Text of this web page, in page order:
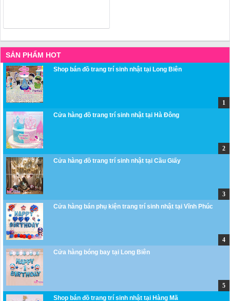
SẢN PHẨM HOT
Shop bán đồ trang trí sinh nhật tại Long Biên
Cửa hàng đồ trang trí sinh nhật tại Hà Đông
Cửa hàng đồ trang trí sinh nhật tại Cầu Giấy
Cửa hàng bán phụ kiện trang trí sinh nhật tại Vĩnh Phúc
Cửa hàng bóng bay tại Long Biên
Shop bán đồ trang trí sinh nhật tại Hàng Mã